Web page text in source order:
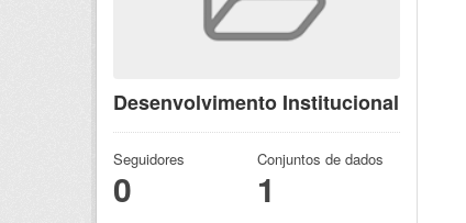
Desenvolvimento Institucional
Seguidores
0
Conjuntos de dados
1